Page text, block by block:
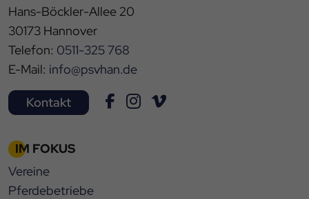
Hans-Böckler-Allee 20
30173 Hannover
Telefon: 0511-325 768
E-Mail: info@psvhan.de
Kontakt
IM FOKUS
Vereine
Pferdebetriebe